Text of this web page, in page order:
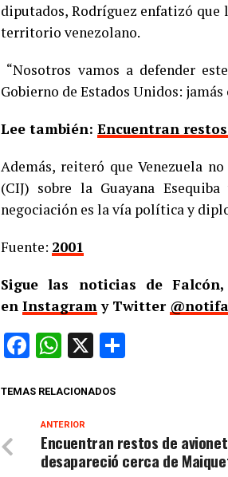
diputados, Rodríguez enfatizó que
territorio venezolano.
“Nosotros vamos a defender
Gobierno de Estados Unidos:
Lee también: Encuentran
Además, reiteró que Venezuela
(CIJ) sobre la Guayana
negociación es la vía política y
Fuente: 2001
Sigue las noticias de
en Instagramy Twitter
Facebook
WhatsApp
X
TEMAS RELACIONADOS
ANTERIOR
Encuentran restos de
desapareció cerca de